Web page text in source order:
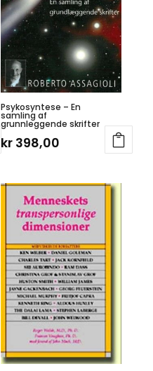
Psykosyntese – En
samling af
grunnleggende skrifter
kr 398,00